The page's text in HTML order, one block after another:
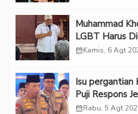
Muhammad
LGBT Harus
Melindungi
calendar_monthKamis, 6 Agt
Isu pergantian
Puji Respons
“Adem”
calendar_monthRabu, 5 Agt